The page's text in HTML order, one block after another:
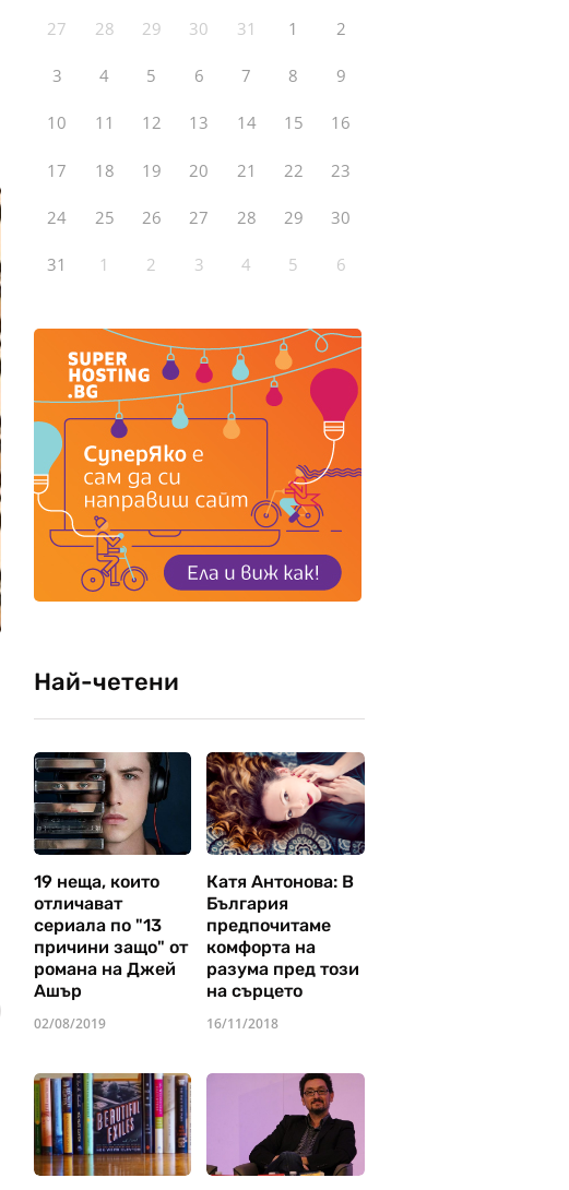
27 28 29 30 31 1 2
3 4 5 6 7 8 9
10 11 12 13 14 15 16
17 18 19 20 21 22 23
24 25 26 27 28 29 30
31 1 2 3 4 5 6
Най-четени
19 неща, които
отличават
сериала по "13
причини защо" от
романа на Джей
Ашър
02/08/2019
Катя Антонова: В
България
предпочитаме
комфорта на
разума пред този
на сърцето
16/11/2018